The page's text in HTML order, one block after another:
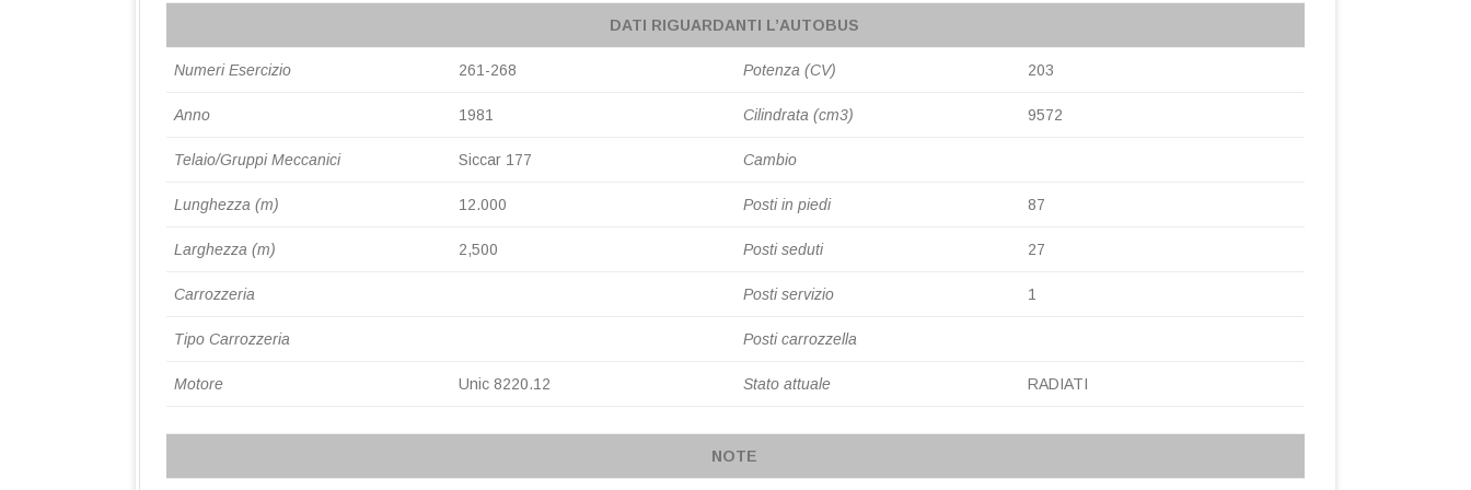
DATI RIGUARDANTI L’AUTOBUS
Numeri Esercizio 261-268 Potenza (CV) 203
Anno 1981 Cilindrata (cm3) 9572
Telaio/Gruppi Meccanici Siccar 177 Cambio
Lunghezza (m) 12.000 Posti in piedi 87
Larghezza (m) 2,500 Posti seduti 27
Carrozzeria Posti servizio 1
Tipo Carrozzeria Posti carrozzella
Motore Unic 8220.12 Stato attuale RADIATI
NOTE